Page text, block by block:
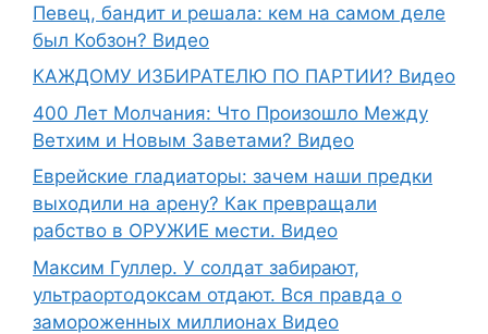
Певец, бандит и решала: кем на самом деле
был Кобзон? Видео
КАЖДОМУ ИЗБИРАТЕЛЮ ПО ПАРТИИ? Видео
400 Лет Молчания: Что Произошло Между
Ветхим и Новым Заветами? Видео
Еврейские гладиаторы: зачем наши предки
выходили на арену? Как превращали
рабство в ОРУЖИЕ мести. Видео
Максим Гуллер. У солдат забирают,
ультраортодоксам отдают. Вся правда о
замороженных миллионах Видео